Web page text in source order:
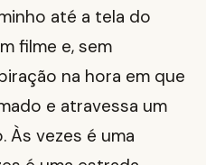
até a tela do
filme e, sem
na hora em que
e atravessa um
Às vezes é uma